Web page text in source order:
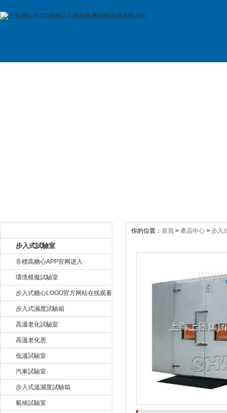
步入式試驗室
非標高糖心APP官网进入
環境模擬試驗室
步入式糖心LOGO官方网站在线观看
步入式濕度試驗箱
高溫老化試驗室
高溫老化房
低溫試驗室
汽車試驗室
步入式溫濕度試驗箱
氣候試驗室
你的位置： 首頁 > 產品中心 > 步入